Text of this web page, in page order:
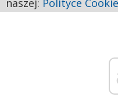
naszej: Polityce